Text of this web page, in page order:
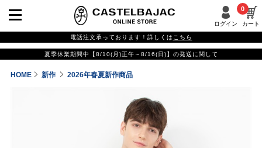
ログイン カート
0
電話注文承っております！詳しくは こちら
夏季休業期間中【8/10(月)正午～8/16(日)】の発送に関して
HOME 新作 2026年春夏新作商品